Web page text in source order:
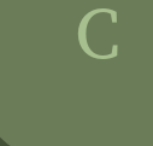
C